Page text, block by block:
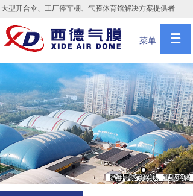
大型开合伞、工厂停车棚、气膜体育馆解决方案提供者
菜单